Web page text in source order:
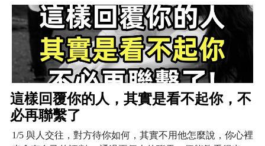
這樣回覆你的人，其實是看不起你，不
必再聯繫了
1/5 與人交往，對方待你如何，其實不用他怎麼說，你心裡